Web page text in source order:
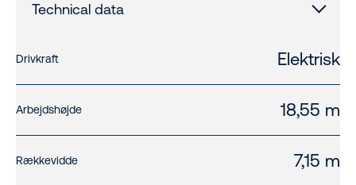
Technical data
Drivkraft Elektrisk
Arbejdshøjde 18,55 m
Rækkevidde 7,15 m